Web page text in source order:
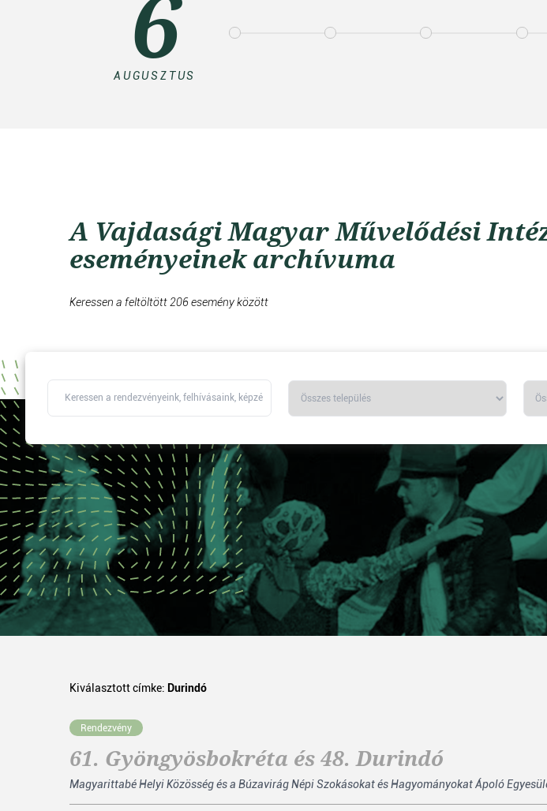
AUGUSZTUS
A Vajdasági Magyar Művelődési
eseményeinek archívuma
Keressen a feltöltött 206 esemény között
Kiválasztott címke: Durindó
Rendezvény
61. Gyöngyösbokréta és 48. Durindó
Magyarittabé Helyi Közösség és a Búzavirág Népi Szokásokat és Hagyományokat Ápoló